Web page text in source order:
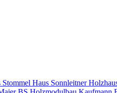
Stommel Haus Sonnleitner